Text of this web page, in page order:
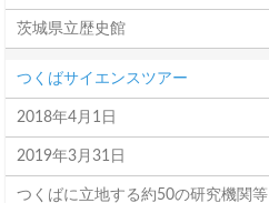
茨城県立歴史館
つくばサイエンスツアー
2018年4月1日
2019年3月31日
つくばに立地する約50の研究機関等